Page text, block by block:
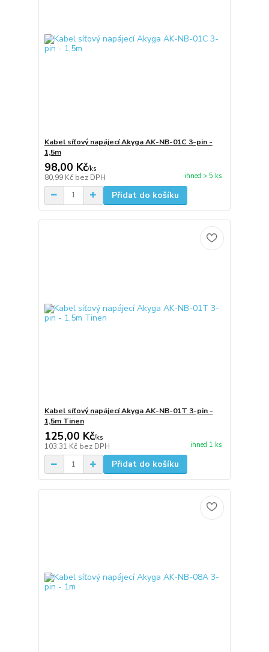
Kabel síťový napájecí Akyga AK-NB-01C 3-pin -
1,5m
98,00 Kč/ks
80,99 Kč bez DPH ihned > 5 ks
Přidat do košíku
Kabel síťový napájecí Akyga AK-NB-01T 3-pin -
1,5m Tinen
125,00 Kč/ks
103,31 Kč bez DPH ihned 1 ks
Přidat do košíku